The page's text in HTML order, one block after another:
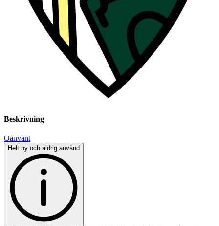
Beskrivning
Oanvänt
Helt ny och aldrig använd